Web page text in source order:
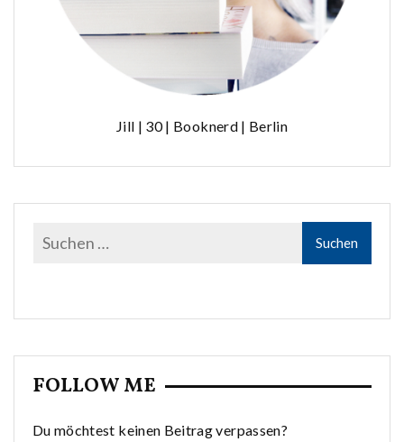
Jill | 30 | Booknerd | Berlin
FOLLOW ME
Du möchtest keinen Beitrag verpassen?